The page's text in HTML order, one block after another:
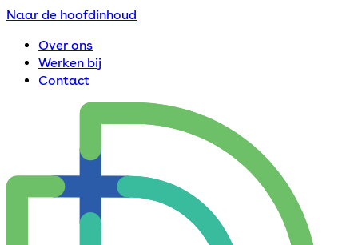
Naar de hoofdinhoud
Over ons
Werken bij
Contact